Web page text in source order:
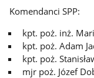
Komendanci SPP:
kpt. poż. inż.
kpt. poż. Adam
kpt. poż.
mjr poż. Józef